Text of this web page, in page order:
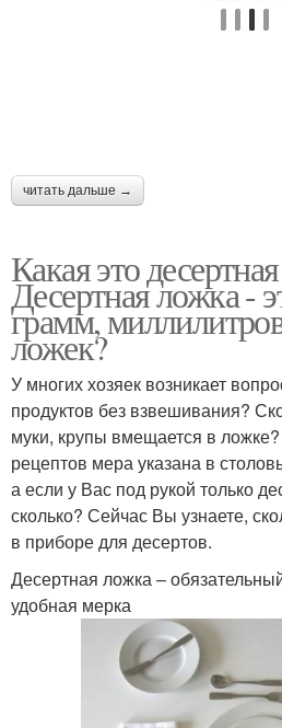
читать дальше →
Какая это
Десертная ложка -
грамм,
ложек?
У многих хозяек возникает
продуктов без взвешивания?
муки, крупы вмещается в
рецептов мера указана в
а если у Вас под рукой только
сколько? Сейчас Вы узнаете,
в приборе для десертов.
Десертная ложка –
удобная мерка